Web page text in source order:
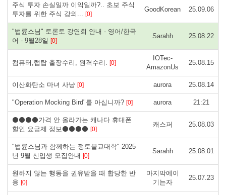
주식 투자 손실일까 이익일까?.. 초보 주식
투자를 위한 주식 강의... [0]
GoodKorean 25.09.06
"법륜스님" 토론토 강연회 안내 - 영어/한국
어 - 9월28일 [0]
Sarahh 25.08.22
컴퓨터,랩탑 출장수리, 원격수리. [0]
IOTec-
AmazonUs
25.08.15
이산화탄소 마녀 사냥 [0] aurora 25.08.14
"Operation Mocking Bird"를 아십니까? [0] aurora 21:21
⚫⚫⚫⚫가격 안 올라가는 캐나다 휴대폰
할인 요금제 정보⚫⚫⚫⚫ [0]
캐스퍼 25.08.03
"법륜스님과 함께하는 정토불교대학" 2025
년 9월 신입생 모집안내 [0]
Sarahh 25.08.01
원하지 않는 행동을 권유받을 때 합당한 반
응 [0]
마지막에이
기는자
25.07.23